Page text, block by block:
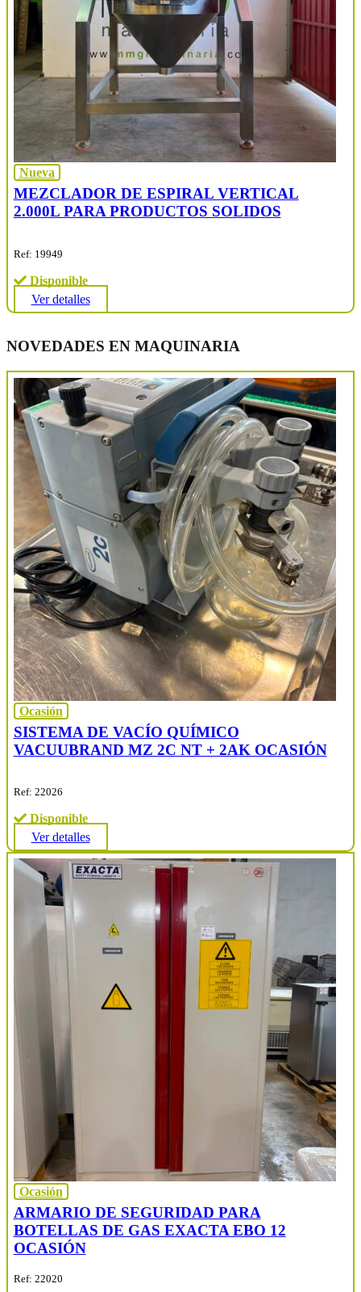
Nueva
MEZCLADOR DE ESPIRAL VERTICAL
2.000L PARA PRODUCTOS SOLIDOS
Ref: 19949
Disponible
Ver detalles
NOVEDADES EN MAQUINARIA
Ocasión
SISTEMA DE VACÍO QUÍMICO
VACUUBRAND MZ 2C NT + 2AK OCASIÓN
Ref: 22026
Disponible
Ver detalles
Ocasión
ARMARIO DE SEGURIDAD PARA
BOTELLAS DE GAS EXACTA EBO 12
OCASIÓN
Ref: 22020